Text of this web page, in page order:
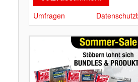
Umfragen